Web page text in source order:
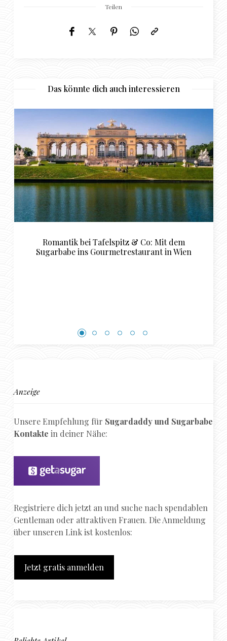
Teilen
Das könnte dich auch interessieren
Tipps für das perfekte Sugardaddy
Schwerin
Anzeige
Unsere Empfehlung für Sugardaddy und Sugarbabe
Kontakte in deiner Nähe:
Registriere dich jetzt an und suche nach spendablen
Gentleman oder attraktiven Frauen. Die Anmeldung
über unseren Link ist kostenlos:
Jetzt gratis anmelden